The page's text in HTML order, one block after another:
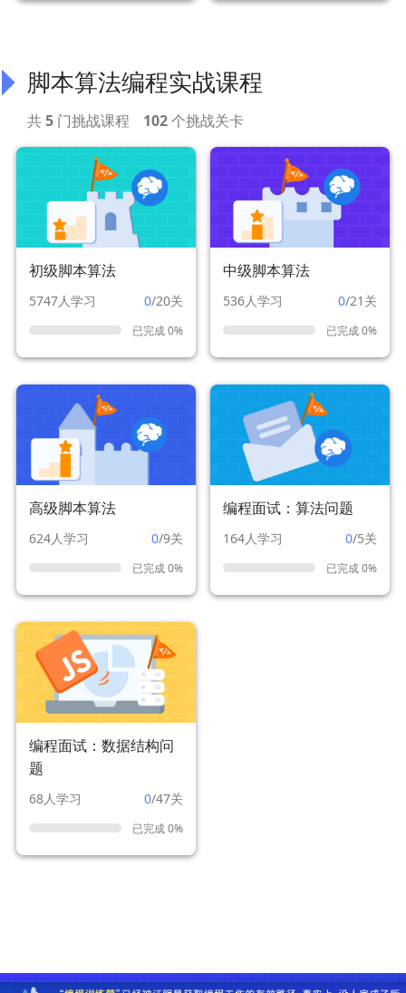
脚本算法编程实战课程
共5 门挑战课程 102个挑战关卡
初级脚本算法
5747人学习 0/20关
已完成 0%
中级脚本算法
536人学习 0/21关
已完成 0%
高级脚本算法
624人学习 0/9关
已完成 0%
编程面试：算法问题
164人学习 0/5关
已完成 0%
编程面试：数据结构问
题
68人学习 0/47关
已完成 0%